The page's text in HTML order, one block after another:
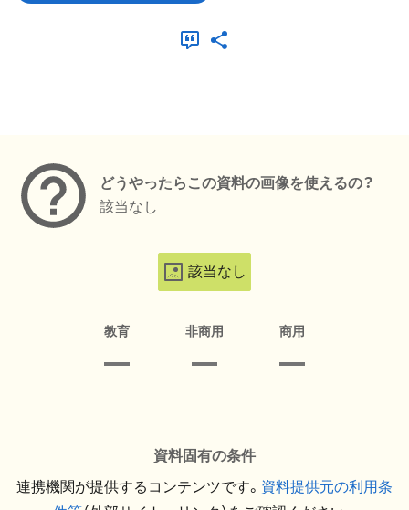
どうやったらこの資料の画像を使えるの？
該当なし
該当なし
教育 非商用 商用
資料固有の条件
連携機関が提供するコンテンツです。 資料提供元の利用条